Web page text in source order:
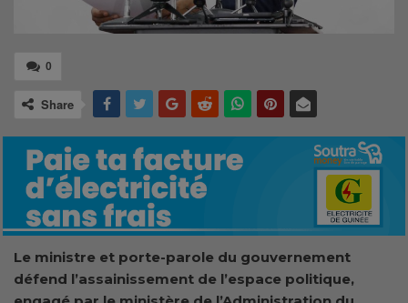
0
Share
Le ministre et porte-parole du gouvernement
défend l’assainissement de l’espace politique,